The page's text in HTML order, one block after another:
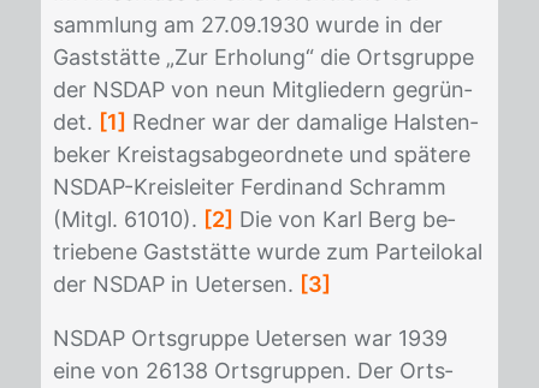
samm­lung am 27.09.1930 wur­de in der
Gast­stät­te „Zur Er­ho­lung“ die Orts­grup­pe
der NS­DAP von neun Mit­glie­dern ge­grün­
det. [1] Red­ner war der da­ma­li­ge Hals­ten­
be­ker Kreis­tags­ab­ge­ord­ne­te und spä­te­re
NS­DAP-Kreis­lei­ter Fer­di­nand Schramm
(Mitgl. 61010). [2] Die von Karl Berg be­
trie­be­ne Gast­stät­te wur­de zum Par­tei­lo­kal
der NS­DAP in Ue­ter­sen. [3]
NS­DAP Orts­grup­pe Ue­ter­sen war 1939
eine von 26138 Orts­grup­pen. Der Orts­